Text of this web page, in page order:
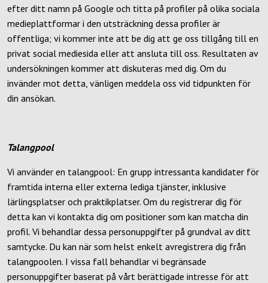
efter ditt namn på Google och titta på profiler på olika sociala
medieplattformar i den utsträckning dessa profiler är
offentliga; vi kommer inte att be dig att ge oss tillgång till en
privat social mediesida eller att ansluta till oss. Resultaten av
undersökningen kommer att diskuteras med dig. Om du
invänder mot detta, vänligen meddela oss vid tidpunkten för
din ansökan.
Talangpool
Vi använder en talangpool: En grupp intressanta kandidater för
framtida interna eller externa lediga tjänster, inklusive
lärlingsplatser och praktikplatser. Om du registrerar dig för
detta kan vi kontakta dig om positioner som kan matcha din
profil. Vi behandlar dessa personuppgifter på grundval av ditt
samtycke. Du kan när som helst enkelt avregistrera dig från
talangpoolen. I vissa fall behandlar vi begränsade
personuppgifter baserat på vårt berättigade intresse för att